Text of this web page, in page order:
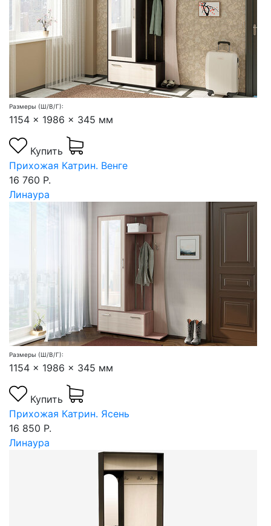
Размеры (Ш/В/Г):
1154 x 1986 x 345 мм
Купить
Прихожая Катрин. Венге
16 760 Р.
Линаура
Размеры (Ш/В/Г):
1154 x 1986 x 345 мм
Купить
Прихожая Катрин. Ясень
16 850 Р.
Линаура